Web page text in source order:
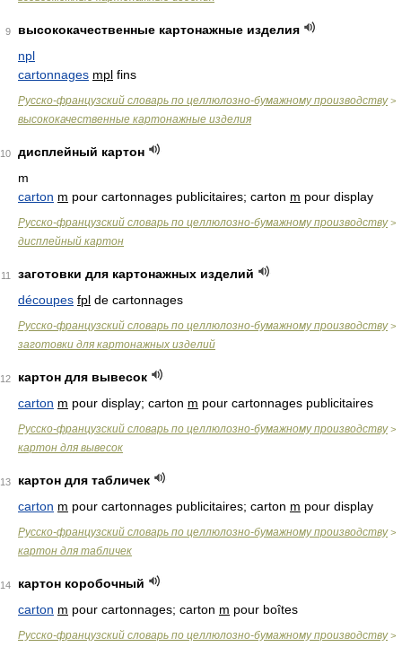
9
высококачественные картонажные изделия
npl
cartonnages mpl fins
Русско-французский словарь по целлюлозно-бумажному производству>
высококачественные картонажные изделия
10
дисплейный картон
m
carton m pour cartonnages publicitaires; carton m pour display
Русско-французский словарь по целлюлозно-бумажному производству>
дисплейный картон
11
заготовки для картонажных изделий
découpes fpl de cartonnages
Русско-французский словарь по целлюлозно-бумажному производству>
заготовки для картонажных изделий
12
картон для вывесок
carton m pour display; carton m pour cartonnages publicitaires
Русско-французский словарь по целлюлозно-бумажному производству>
картон для вывесок
13
картон для табличек
carton m pour cartonnages publicitaires; carton m pour display
Русско-французский словарь по целлюлозно-бумажному производству>
картон для табличек
14
картон коробочный
carton m pour cartonnages; carton m pour boîtes
Русско-французский словарь по целлюлозно-бумажному производству>